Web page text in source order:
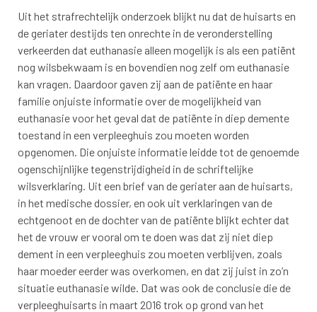
Uit het strafrechtelijk onderzoek blijkt nu dat de huisarts en
de geriater destijds ten onrechte in de veronderstelling
verkeerden dat euthanasie alleen mogelijk is als een patiënt
nog wilsbekwaam is en bovendien nog zelf om euthanasie
kan vragen. Daardoor gaven zij aan de patiënte en haar
familie onjuiste informatie over de mogelijkheid van
euthanasie voor het geval dat de patiënte in diep demente
toestand in een verpleeghuis zou moeten worden
opgenomen. Die onjuiste informatie leidde tot de genoemde
ogenschijnlijke tegenstrijdigheid in de schriftelijke
wilsverklaring. Uit een brief van de geriater aan de huisarts,
in het medische dossier, en ook uit verklaringen van de
echtgenoot en de dochter van de patiënte blijkt echter dat
het de vrouw er vooral om te doen was dat zij niet diep
dement in een verpleeghuis zou moeten verblijven, zoals
haar moeder eerder was overkomen, en dat zij juist in zo’n
situatie euthanasie wilde. Dat was ook de conclusie die de
verpleeghuisarts in maart 2016 trok op grond van het